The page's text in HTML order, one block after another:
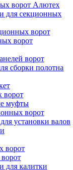
ворот Алютех
для секционных
ворот
ворот
ворот
сборки полотна
ворот
муфты
ворот
установки валов
ворот
калитки